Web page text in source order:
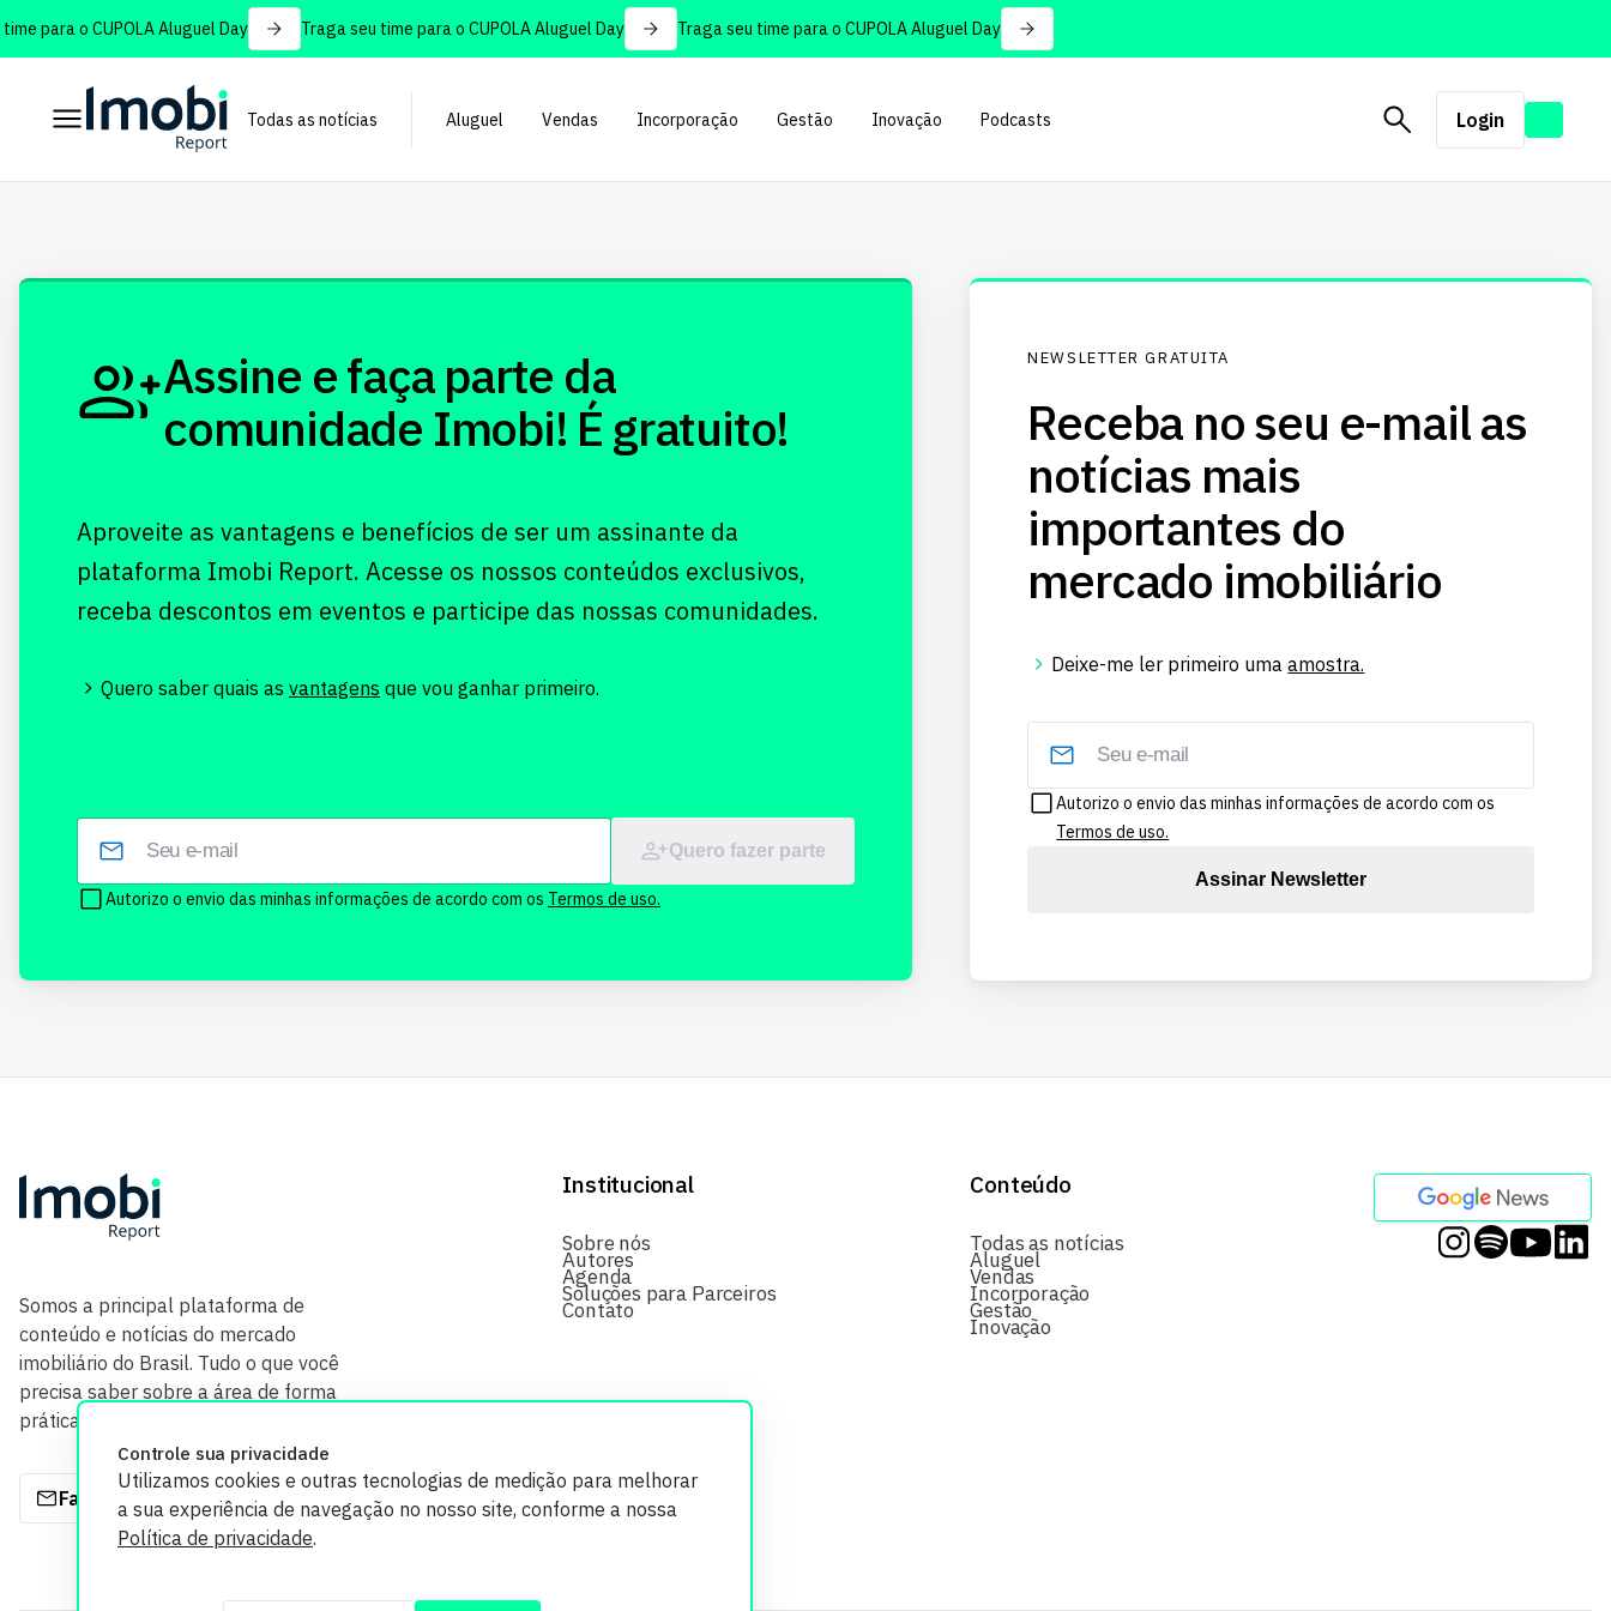
para o CUPOLA Aluguel Day Traga seu time para o CUPOLA Aluguel Day Traga seu time para o CUPOLA Aluguel Day
Todas as notícias Aluguel Vendas Incorporação Gestão Inovação Podcasts Login
Controle sua privacidade
Utilizamos cookies e outras tecnologias de medição para melhorar
a sua experiência de navegação no nosso site, conforme a nossa
Política de privacidade.
Assine e faça parte da
comunidade Imobi! É gratuito!
Aproveite as vantagens e benefícios de ser um assinante da
plataforma Imobi Report. Acesse os nossos conteúdos exclusivos,
receba descontos em eventos e participe das nossas comunidades.
Quero saber quais as vantagens que vou ganhar primeiro.
Quero fazer parte
Autorizo o envio das minhas informações de acordo com os Termos de uso.
NEWSLETTER GRATUITA
Receba no seu e-mail as
notícias mais
importantes do
mercado imobiliário
Deixe-me ler primeiro umaamostra.
Autorizo o envio das minhas informações de acordo com os
Termos de uso.
Assinar Newsletter
Somos a principal plataforma de
conteúdo e notícias do mercado
imobiliário do Brasil. Tudo o que você
precisa saber sobre a área de forma
prática e com credibilidade.
Fale com a gente
Institucional
Sobre nós
Autores
Agenda
Soluções para Parceiros
Contato
Conteúdo
Todas as notícias
Aluguel
Vendas
Incorporação
Gestão
Inovação